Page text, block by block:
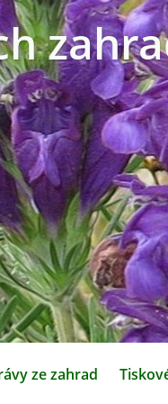
ze zahrad